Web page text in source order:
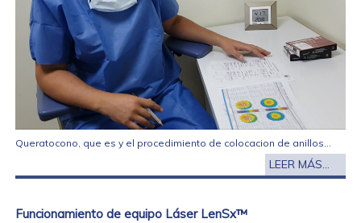
Queratocono, que es y el procedimiento de colocacion de anillos...
LEER MÁS...
Funcionamiento de equipo Láser LenSx™